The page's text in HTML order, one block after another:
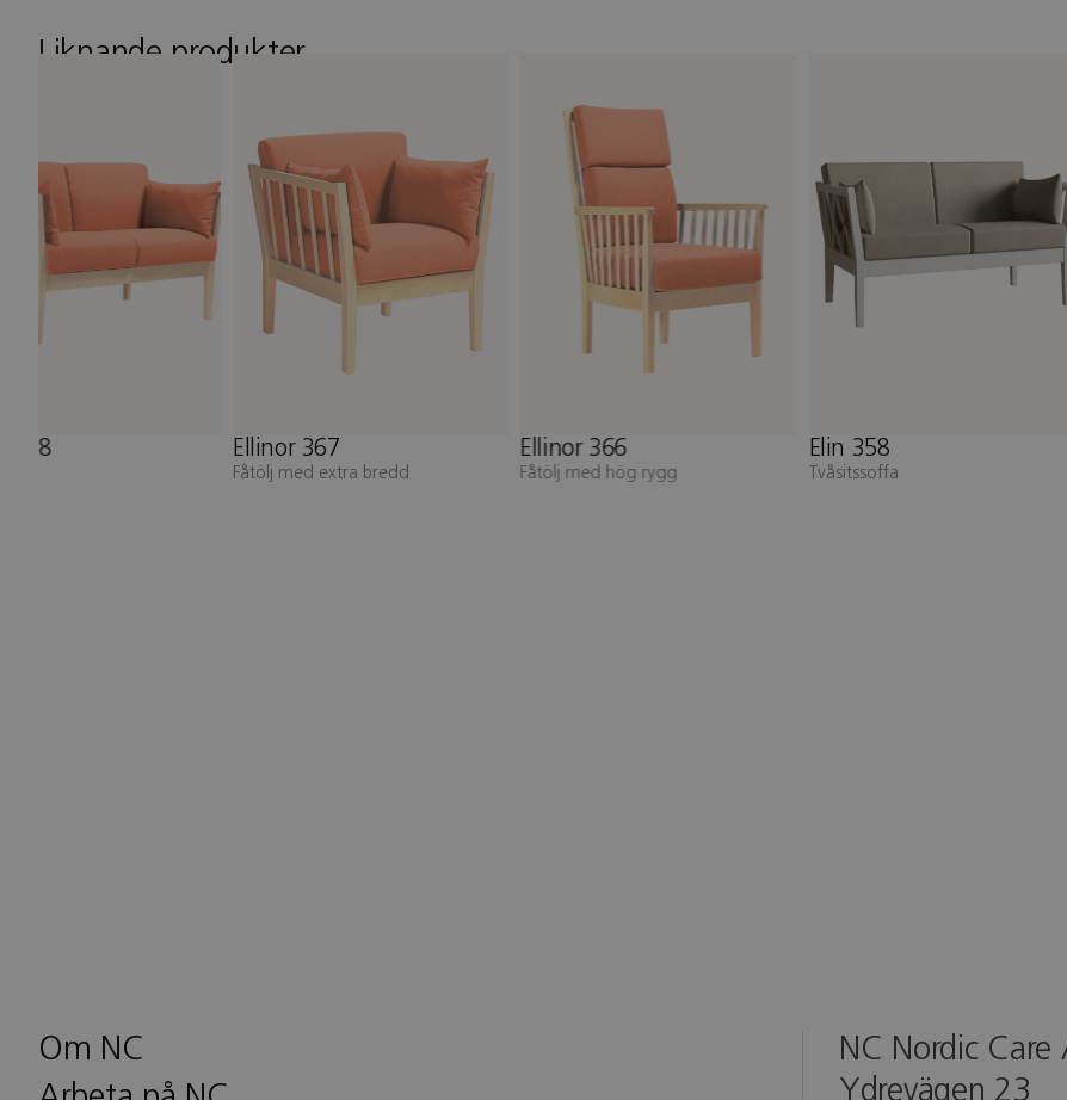
Liknande produkter
368 Ellinor 367
Fåtölj med extra bredd
Ellinor 366
Fåtölj med hög rygg
Elin 358
Tvåsitssoffa
Om NC
NC Nordic Care
Ydrevägen 23